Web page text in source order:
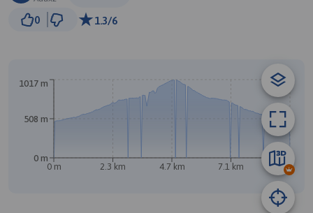
0 1.3/6
0 m 2.3 km 4.7 km 7.1 km 9.5 km
0 m
508 m
1017 m